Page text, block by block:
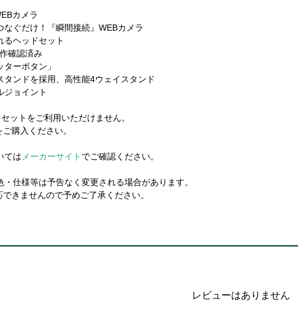
カメラ
ぐだけ！『瞬間接続』WEBカメラ
ヘッドセット
確認済み
ーボタン」
ンドを採用、高性能4ウェイスタンド
ョイント
ットをご利用いただけません。
購入ください。
ては メーカーサイト でご確認ください。
仕様等は予告なく変更される場合があります。
きませんので予めご了承ください。
レビューはありません